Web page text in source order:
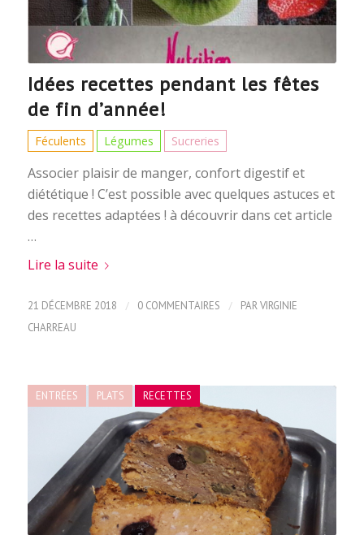
Idées recettes pendant les fêtes
de fin d’année!
Féculents Légumes Sucreries
Associer plaisir de manger, confort digestif et
diététique ! C’est possible avec quelques astuces et
des recettes adaptées ! à découvrir dans cet article
…
Lire la suite
21 DÉCEMBRE 2018 / 0 COMMENTAIRES / PARVIRGINIE
CHARREAU
ENTRÉES PLATS RECETTES